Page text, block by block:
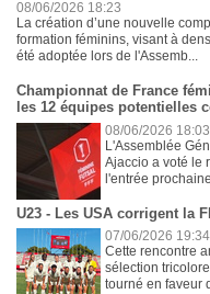
08/06/2026 18:23
La création d’une nouvelle
formation féminins, visant à
été adoptée lors de l'Assemb...
Championnat de France
les 12 équipes potentielles
08/06/2026 18:03
L'Assemblée
Ajaccio a voté le
l'entrée
U23 - Les USA corrigent la
07/06/2026 19:34
Cette rencontre
sélection
tourné en faveur